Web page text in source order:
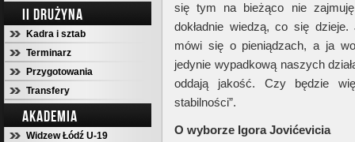
II DRUŻYNA
Kadra i sztab
Terminarz
Przygotowania
Transfery
AKADEMIA
Widzew Łódź U-19
się tym na bieżąco nie
dokładnie wiedzą, co się
mówi się o pieniądzach, a ja
jedynie wypadkową naszych
oddają jakość. Czy będzie
stabilności”.
O wyborze Igora Jovićevicia